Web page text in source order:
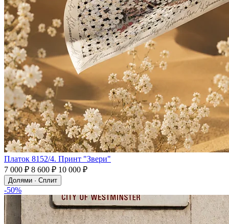
Платок 8152/4. Принт "Звери"
7 000 ₽ 8 600 ₽ 10 000 ₽
Долями · Сплит
-50%